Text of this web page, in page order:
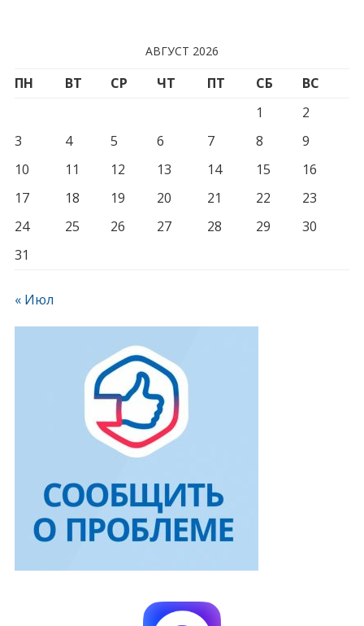
АВГУСТ 2026
ПН ВТ СР ЧТ ПТ СБ
ВС
1
2
3
4 5 6 7 8
9
10
11 12 13 14 15
16
17
18 19 20 21 22
23
24
25 26 27 28 29
30
31
« Июл